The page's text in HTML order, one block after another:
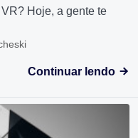
Hoje, a gente te
Continuar lendo